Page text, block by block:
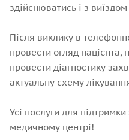
здійснюватись і з
Після виклику в
провести огляд пацієнта,
провести діагностику
актуальну схему
Усі послуги для
медичному центрі!